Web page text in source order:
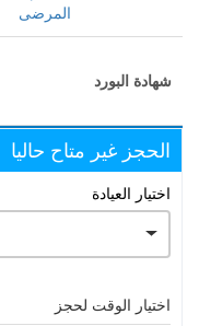
المرضى
شهادة البورد
الحجز غير متاح حاليا
اختيار العيادة
اختيار الوقت لحجز